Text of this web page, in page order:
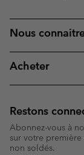
Nous
Acheter
Restons
Abonnez-vous à
sur votre première
non soldés.